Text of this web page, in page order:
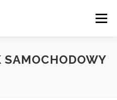
Menu
ELEKTRYK SAMOCHODOWY
SAMOCHODOWY